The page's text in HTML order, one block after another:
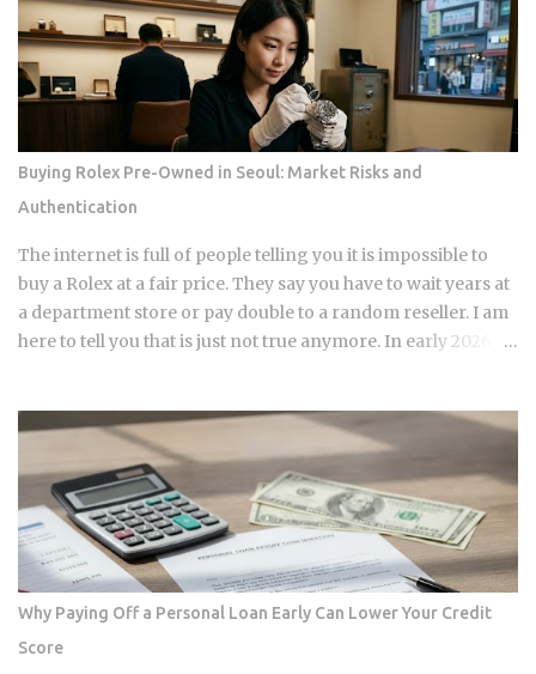
instead of getting blindsided by a bill you never saw
coming. The setup happens automatically for most
borrowers at closing. Lenders calculate your estimated
annual property tax and insurance costs, divide by 12, and
add that figure on top of your principal and interest
payment. Bills don't arrive exactly when the account opens,
so lenders usually require a cushion: you prepay a few
months of escrow deposits upfront so the account isn't
sitting empty when the first tax or insurance bill lands. One
monthly payment covers principal, interest, taxes, and
insurance, a structure lende...
Buying Rolex Pre-Owned in Seoul: Market Risks and
Authentication
The internet is full of people telling you it is impossible to
buy a Rolex at a fair price. They say you have to wait years at
a department store or pay double to a random reseller. I am
here to tell you that is just not true anymore. In early 2026,
going to lose money. I have spent years watching the shops
in Apgujeong and tracking the real numbers. The "open
run" craze is over, and a new, smarter era of watch investing
has started. This guide is my personal take on how to
navigate the Seoul secondary market without getting
burned. The Great Correction of the Apgujeong Luxury
Resale Market The massive lines outside department stores
are mostly gone now. In January 2026, Rolex raised their
retail prices again by about 2.5% to 6%. While the official
Why Paying Off a Personal Loan Early Can Lower Your Credit
Score